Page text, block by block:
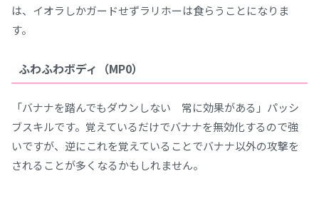
は、イオラしかガードせずラリホーは食らうことになりま
す。
ふわふわボディ（MP0）
「バナナを踏んでもダウンしない 常に効果がある」パッシ
ブスキルです。覚えているだけでバナナを無効化するので強
いですが、逆にこれを覚えていることでバナナ以外の攻撃を
されることが多くなるかもしれません。